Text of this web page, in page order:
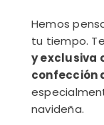
Hemos
tu tiempo.
y exclusiva
confección
navideña.